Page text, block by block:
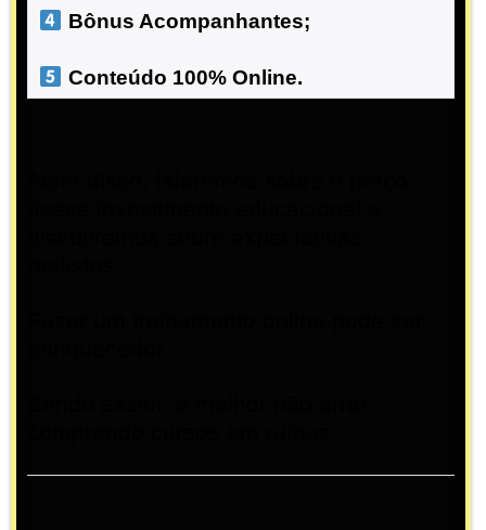
Bônus Acompanhantes;
Conteúdo 100% Online.